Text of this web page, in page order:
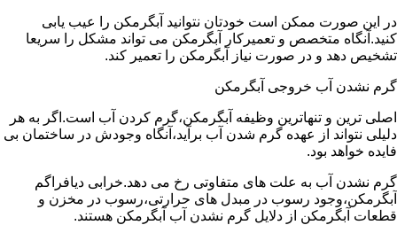
در این صورت ممکن است خودتان نتوانید آبگرمکن را عیب یابی
کنید.آنگاه متخصص و تعمیرکار آبگرمکن می تواند مشکل را سریعا
تشخیص دهد و در صورت نیاز آبگرمکن را تعمیر کند.
گرم نشدن آب خروجی آبگرمکن
اصلی ترین و تنهاترین وظیفه آبگرمکن،گرم کردن آب است.اگر به هر
دلیلی نتواند از عهده گرم شدن آب برآید،آنگاه وجودش در ساختمان بی
فایده خواهد بود.
گرم نشدن آب به علت های متفاوتی رخ می دهد.خرابی دیافراگم
آبگرمکن،وجود رسوب در مبدل های حرارتی،رسوب در مخزن و
قطعات آبگرمکن از دلایل گرم نشدن آب آبگرمکن هستند.